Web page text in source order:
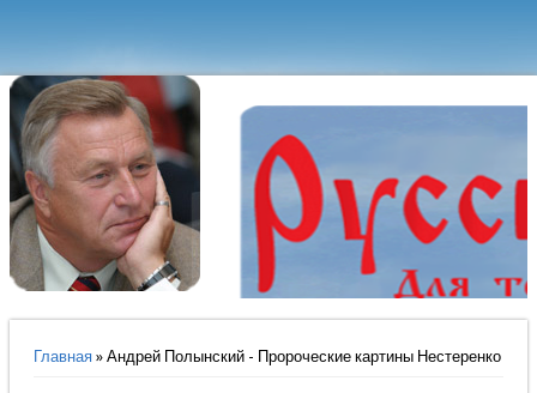
Вы здесь
Главная» Андрей Полынский - Пророческие картины Нестеренко